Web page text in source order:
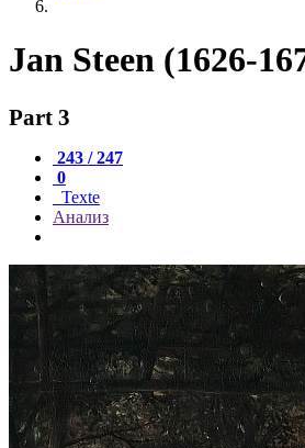
Jan Steen (1626-
Part 3
243 / 247
0
Texte
Анализ